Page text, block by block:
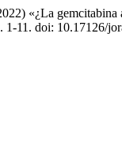
«¿La
1-11. doi: 10.17126/